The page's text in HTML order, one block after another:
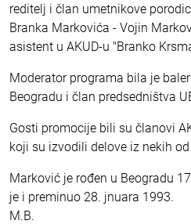
reditelj i član umetnikove
Branka Markovića - Vojin
asistent u AKUD-u "Branko
Moderator programa bila je
Beogradu i član predsedništva
Gosti promocije bili su članovi
koji su izvodili delove iz nekih
Marković je rođen u Beogradu
je i preminuo 28. jnuara 1993.
M.B.